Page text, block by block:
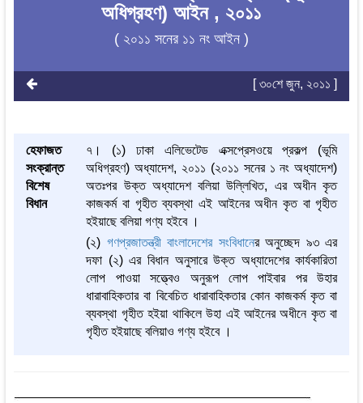
অধিগ্রহণ) আইন , ২০১১
( ২০১১ সনের ১১ নং আইন )
[ ৩০শে জুন, ২০১১ ]
হেফাজত
সংক্রান্ত
বিশেষ
বিধান
৭। (১) ঢাকা এলিভেটেড এক্সপ্রেসওয়ে প্রকল্প (ভূমি
অধিগ্রহণ) অধ্যাদেশ, ২০১১ (২০১১ সনের ১ নং অধ্যাদেশ)
অতঃপর উক্ত অধ্যাদেশ বলিয়া উল্লিখিত, এর অধীন কৃত
কাজকর্ম বা গৃহীত ব্যবস্থা এই আইনের অধীন কৃত বা গৃহীত
হইয়াছে বলিয়া গণ্য হইবে ।
(২) গণপ্রজাতন্ত্রী বাংলাদেশের সংবিধানের অনুচ্ছেদ ৯৩ এর
দফা (২) এর বিধান অনুসারে উক্ত অধ্যাদেশের কার্যকারিতা
লোপ পাওয়া সত্ত্বেও অনুরূপ লোপ পাইবার পর উহার
ধারাবাহিকতার বা বিবেচিত ধারাবাহিকতার কোন কাজকর্ম কৃত বা
ব্যবস্থা গৃহীত হইয়া থাকিলে উহা এই আইনের অধীনে কৃত বা
গৃহীত হইয়াছে বলিয়াও গণ্য হইবে ।